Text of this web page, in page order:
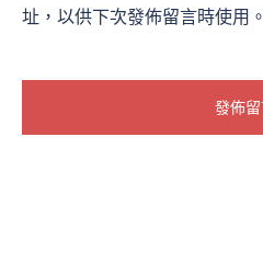
址，以供下次發佈留言時使用。